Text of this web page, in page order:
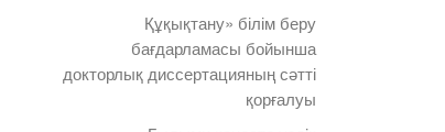
Құқықтану» білім беру
бағдарламасы бойынша
докторлық диссертацияның сәтті
қорғалуы